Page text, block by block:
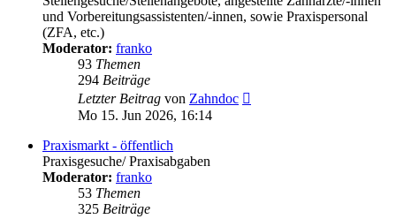
und Vorbereitungsassistenten/-innen, sowie Praxispersonal
(ZFA, etc.)
Moderator: franko
93 Themen
294 Beiträge
Letzter Beitrag von Zahndoc
Mo 15. Jun 2026, 16:14
Praxismarkt - öffentlich
Praxisgesuche/ Praxisabgaben
Moderator: franko
53 Themen
325 Beiträge